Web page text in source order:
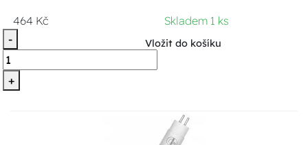
464 Kč
Skladem 1 ks
-
+
Vložit do košíku